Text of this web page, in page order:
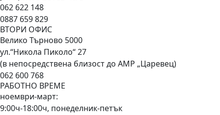
062 622 148
0887 659 829
ВТОРИ ОФИС
Велико Търново 5000
ул.“Никола Пиколо“ 27
(в непосредствена близост до АМР „Царевец)
062 600 768
РАБОТНО ВРЕМЕ
ноември-март:
9:00ч-18:00ч, понеделник-петък